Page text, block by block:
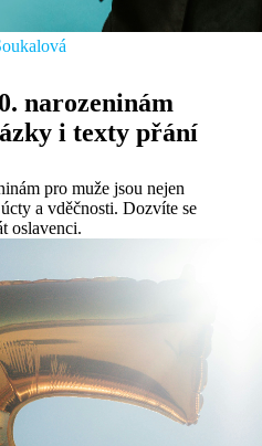
narozeninám
i texty přání
pro muže jsou nejen
a vděčnosti. Dozvíte se
oslavenci.